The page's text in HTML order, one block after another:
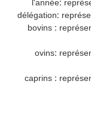
- bovins :
- ovins:
- caprins :